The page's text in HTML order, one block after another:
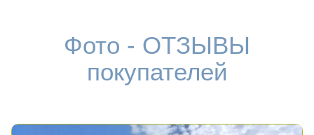
Фото - ОТЗЫВЫ
покупателей